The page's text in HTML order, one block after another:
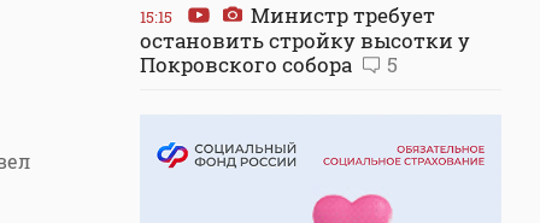
15:15
Министр требует
остановить стройку высотки у
Покровского собора
5